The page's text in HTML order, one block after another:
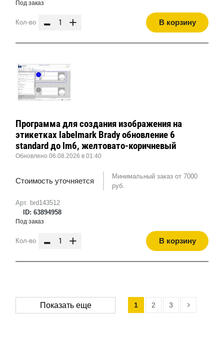
Под заказ
Кол-во - + В корзину
Арт. brd143512
ID: 63894958
Программа для создания изображения на
этикетках labelmark Brady обновление 6
standard до lm6, желтовато-коричневый
Обновлено 06.08.2026 в 01:40
Стоимость уточняется
Минимальный заказ от 7000
руб.
Под заказ
Кол-во - + В корзину
Показать еще 1 2 3